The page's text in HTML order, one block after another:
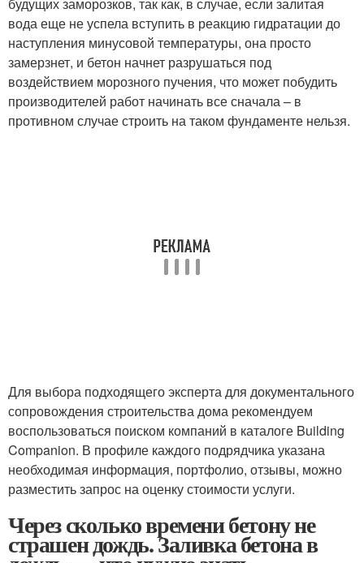
будущих заморозков, так как, в случае, если залитая
вода еще не успела вступить в реакцию гидратации до
наступления минусовой температуры, она просто
замерзнет, и бетон начнет разрушаться под
воздействием морозного пучения, что может побудить
производителей работ начинать все сначала – в
противном случае строить на таком фундаменте нельзя.
Для выбора подходящего эксперта для документального
сопровождения строительства дома рекомендуем
воспользоваться поиском компаний в каталоге Building
Companion. В профиле каждого подрядчика указана
необходимая информация, портфолио, отзывы, можно
разместить запрос на оценку стоимости услуги.
Через сколько времени бетону не
страшен дождь. Заливка бетона в